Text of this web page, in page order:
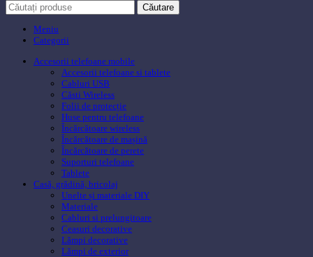
Căutare
Meniu
Categorii
Accesorii telefoane mobile
Accesorii telefoane si tablete
Cabluri USB
Căsti Wireless
Folii de protecție
Huse pentru telefoane
Încărcătoare wireless
Încărcătoare de mașină
Încărcătoare de perete
Suporturi telefoane
Tablete
Casă, grădină, bricolaj
Unelte și materiale DIY
Materiale
Cabluri si prelungitoare
Ceasuri decorative
Lămpi decorative
Lămpi de exterior